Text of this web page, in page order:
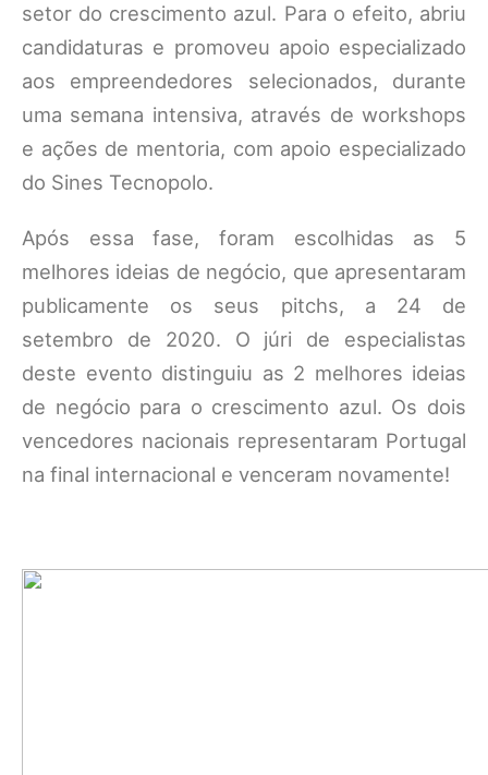
setor do crescimento azul. Para o efeito, abriu
candidaturas e promoveu apoio especializado
aos empreendedores selecionados, durante
uma semana intensiva, através de workshops
e ações de mentoria, com apoio especializado
do Sines Tecnopolo.
Após essa fase, foram escolhidas as 5
melhores ideias de negócio, que apresentaram
publicamente os seus pitchs, a 24 de
setembro de 2020. O júri de especialistas
deste evento distinguiu as 2 melhores ideias
de negócio para o crescimento azul. Os dois
vencedores nacionais representaram Portugal
na final internacional e venceram novamente!